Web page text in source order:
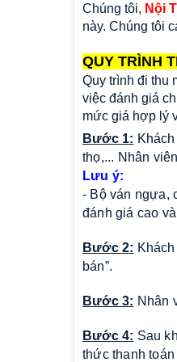
Chúng tôi, Nội
này. Chúng tôi
QUY TRÌNH
Quy trình đi thu
việc đánh giá
mức giá hợp lý
Bước 1:
thọ,... Nhân
Lưu ý:
- Bộ ván ngựa,
đánh giá cao
Bước 2:
bán”.
Bước 3: Nhân
Bước 4: Sau
thức thanh